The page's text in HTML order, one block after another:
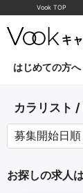
Vook TOP
はじめての方へ
カラリスト
お探しの求人